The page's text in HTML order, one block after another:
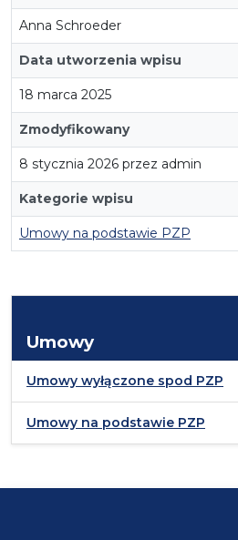
Anna Schroeder
Data utworzenia wpisu
18 marca 2025
Zmodyfikowany
8 stycznia 2026 przez admin
Kategorie wpisu
Umowy na podstawie PZP
Umowy
Umowy wyłączone spod PZP
Umowy na podstawie PZP